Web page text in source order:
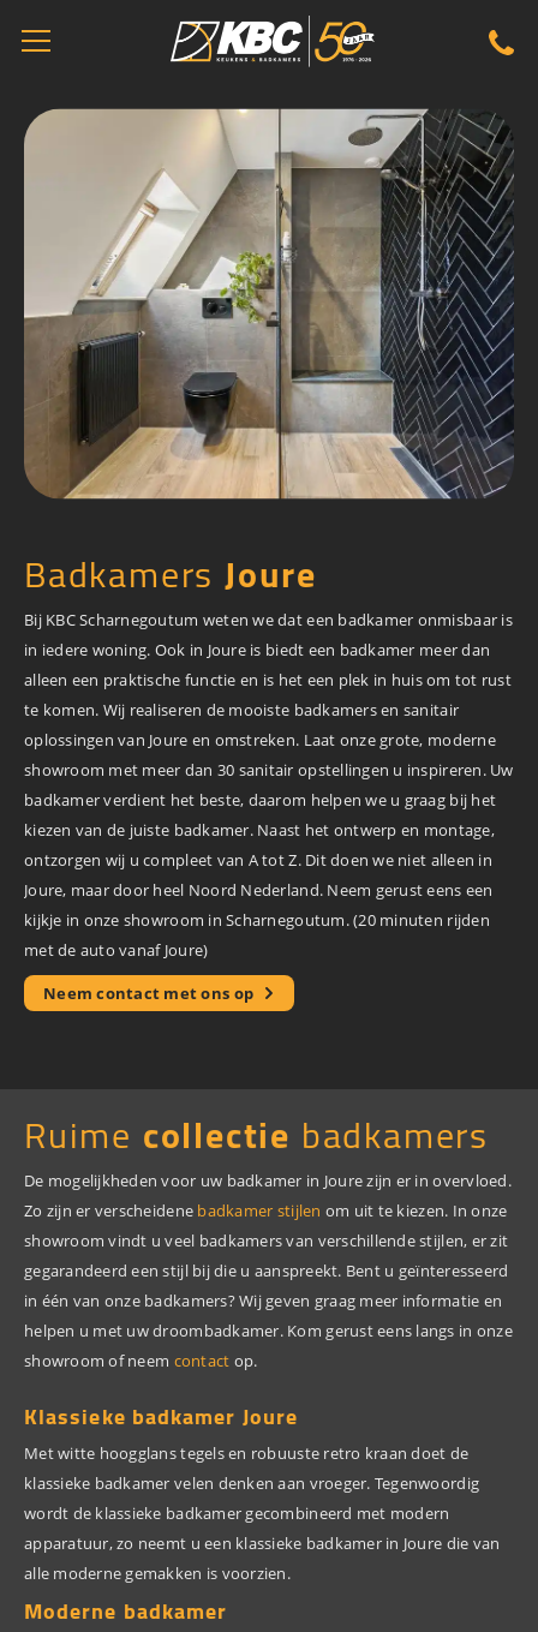
Badkamers Joure
Bij KBC Scharnegoutum weten we dat een badkamer onmisbaar is
in iedere woning. Ook in Joure is biedt een badkamer meer dan
alleen een praktische functie en is het een plek in huis om tot rust
te komen. Wij realiseren de mooiste badkamers en sanitair
oplossingen van Joure en omstreken. Laat onze grote, moderne
showroom met meer dan 30 sanitair opstellingen u inspireren. Uw
badkamer verdient het beste, daarom helpen we u graag bij het
kiezen van de juiste badkamer. Naast het ontwerp en montage,
ontzorgen wij u compleet van A tot Z. Dit doen we niet alleen in
Joure, maar door heel Noord Nederland. Neem gerust eens een
kijkje in onze showroom in Scharnegoutum. (20 minuten rijden
met de auto vanaf Joure)
Neem contact met ons op
Ruime collectie badkamers
De mogelijkheden voor uw badkamer in Joure zijn er in overvloed.
Zo zijn er verscheidene badkamer stijlen om uit te kiezen. In onze
showroom vindt u veel badkamers van verschillende stijlen, er zit
gegarandeerd een stijl bij die u aanspreekt. Bent u geïnteresseerd
in één van onze badkamers? Wij geven graag meer informatie en
helpen u met uw droombadkamer. Kom gerust eens langs in onze
showroom of neem contact op.
Klassieke badkamer Joure
Met witte hoogglans tegels en robuuste retro kraan doet de
klassieke badkamer velen denken aan vroeger. Tegenwoordig
wordt de klassieke badkamer gecombineerd met modern
apparatuur, zo neemt u een klassieke badkamer in Joure die van
alle moderne gemakken is voorzien.
Moderne badkamer